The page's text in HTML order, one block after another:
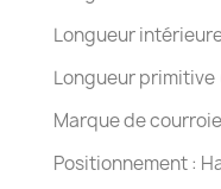
Longueur
Longueur primitive
Marque de
Positionnement :